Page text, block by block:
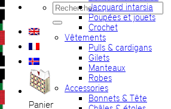
Recherche
pour :
Panier
Jacquard intarsia
Poupées et jouets
Crochet
Vêtements
Pulls & cardigans
Gilets
Manteaux
Robes
Accessories
Bonnets & Tête